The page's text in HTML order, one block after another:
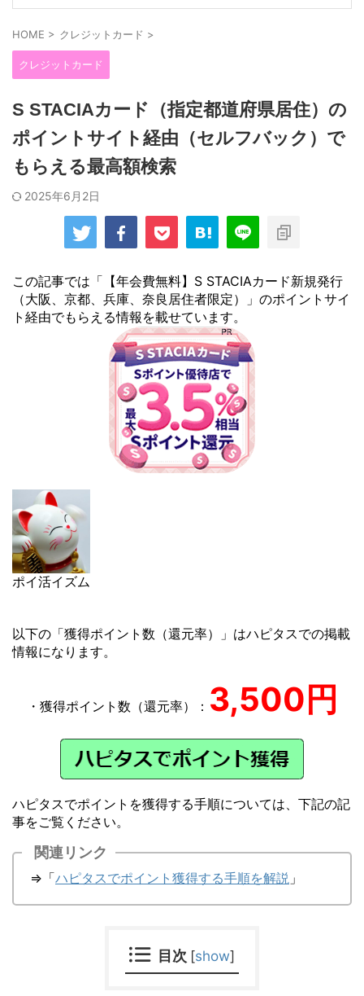
HOME > クレジットカード >
クレジットカード
S STACIAカード（指定都道府県居住）の
ポイントサイト経由（セルフバック）で
もらえる最高額検索
2025年6月2日
この記事では「【年会費無料】S STACIAカード新規発行
（大阪、京都、兵庫、奈良居住者限定）」のポイントサイ
ト経由でもらえる情報を載せています。
ポイ活イズム
以下の「獲得ポイント数（還元率）」はハピタスでの掲載
情報になります。
・獲得ポイント数（還元率）： 3,500円
ハピタスでポイントを獲得する手順については、下記の記
事をご覧ください。
関連リンク
⇒「ハピタスでポイント獲得する手順を解説 」
目次 [show]